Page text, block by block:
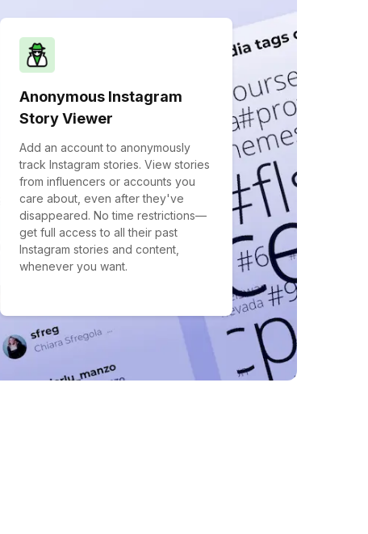
Anonymous Instagram
Story Viewer
Add an account to anonymously
track Instagram stories. View stories
from influencers or accounts you
care about, even after they've
disappeared. No time restrictions—
get full access to all their past
Instagram stories and content,
whenever you want.